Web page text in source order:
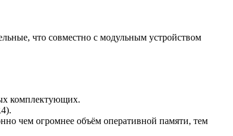
что совместно с модульным устройством
комплектующих.
чем огромнее объём оперативной памяти, тем